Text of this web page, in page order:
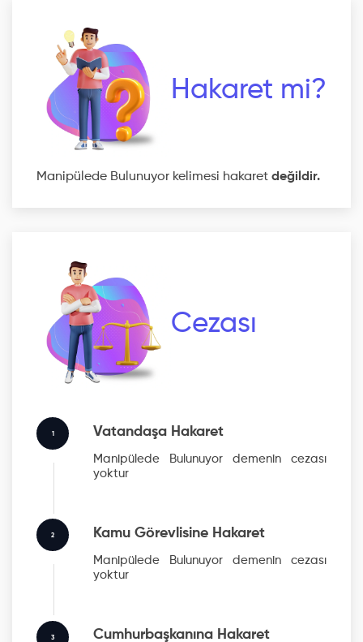
Hakaret mi?
Manipülede Bulunuyor kelimesi hakaret değildir.
Cezası
1 Vatandaşa Hakaret
Manipülede Bulunuyor demenin cezası
yoktur
2 Kamu Görevlisine Hakaret
Manipülede Bulunuyor demenin cezası
yoktur
3 Cumhurbaşkanına Hakaret